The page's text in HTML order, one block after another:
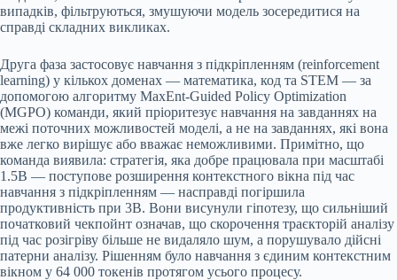
випадків, фільтруються, змушуючи модель зосередитися на
справді складних викликах.
Друга фаза застосовує навчання з підкріпленням (reinforcement
learning) у кількох доменах — математика, код та STEM — за
допомогою алгоритму MaxEnt-Guided Policy Optimization
(MGPO) команди, який пріоритезує навчання на завданнях на
межі поточних можливостей моделі, а не на завданнях, які вона
вже легко вирішує або вважає неможливими. Примітно, що
команда виявила: стратегія, яка добре працювала при масштабі
1.5B — поступове розширення контекстного вікна під час
навчання з підкріпленням — насправді погіршила
продуктивність при 3B. Вони висунули гіпотезу, що сильніший
початковий чекпойнт означав, що скорочення траєкторій аналізу
під час розігріву більше не видаляло шум, а порушувало дійсні
патерни аналізу. Рішенням було навчання з єдиним контекстним
вікном у 64 000 токенів протягом усього процесу.